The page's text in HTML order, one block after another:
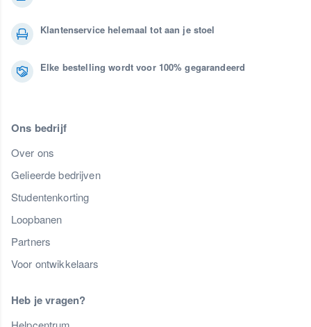
Klantenservice helemaal tot aan je stoel
Elke bestelling wordt voor 100% gegarandeerd
Ons bedrijf
Over ons
Gelieerde bedrijven
Studentenkorting
Loopbanen
Partners
Voor ontwikkelaars
Heb je vragen?